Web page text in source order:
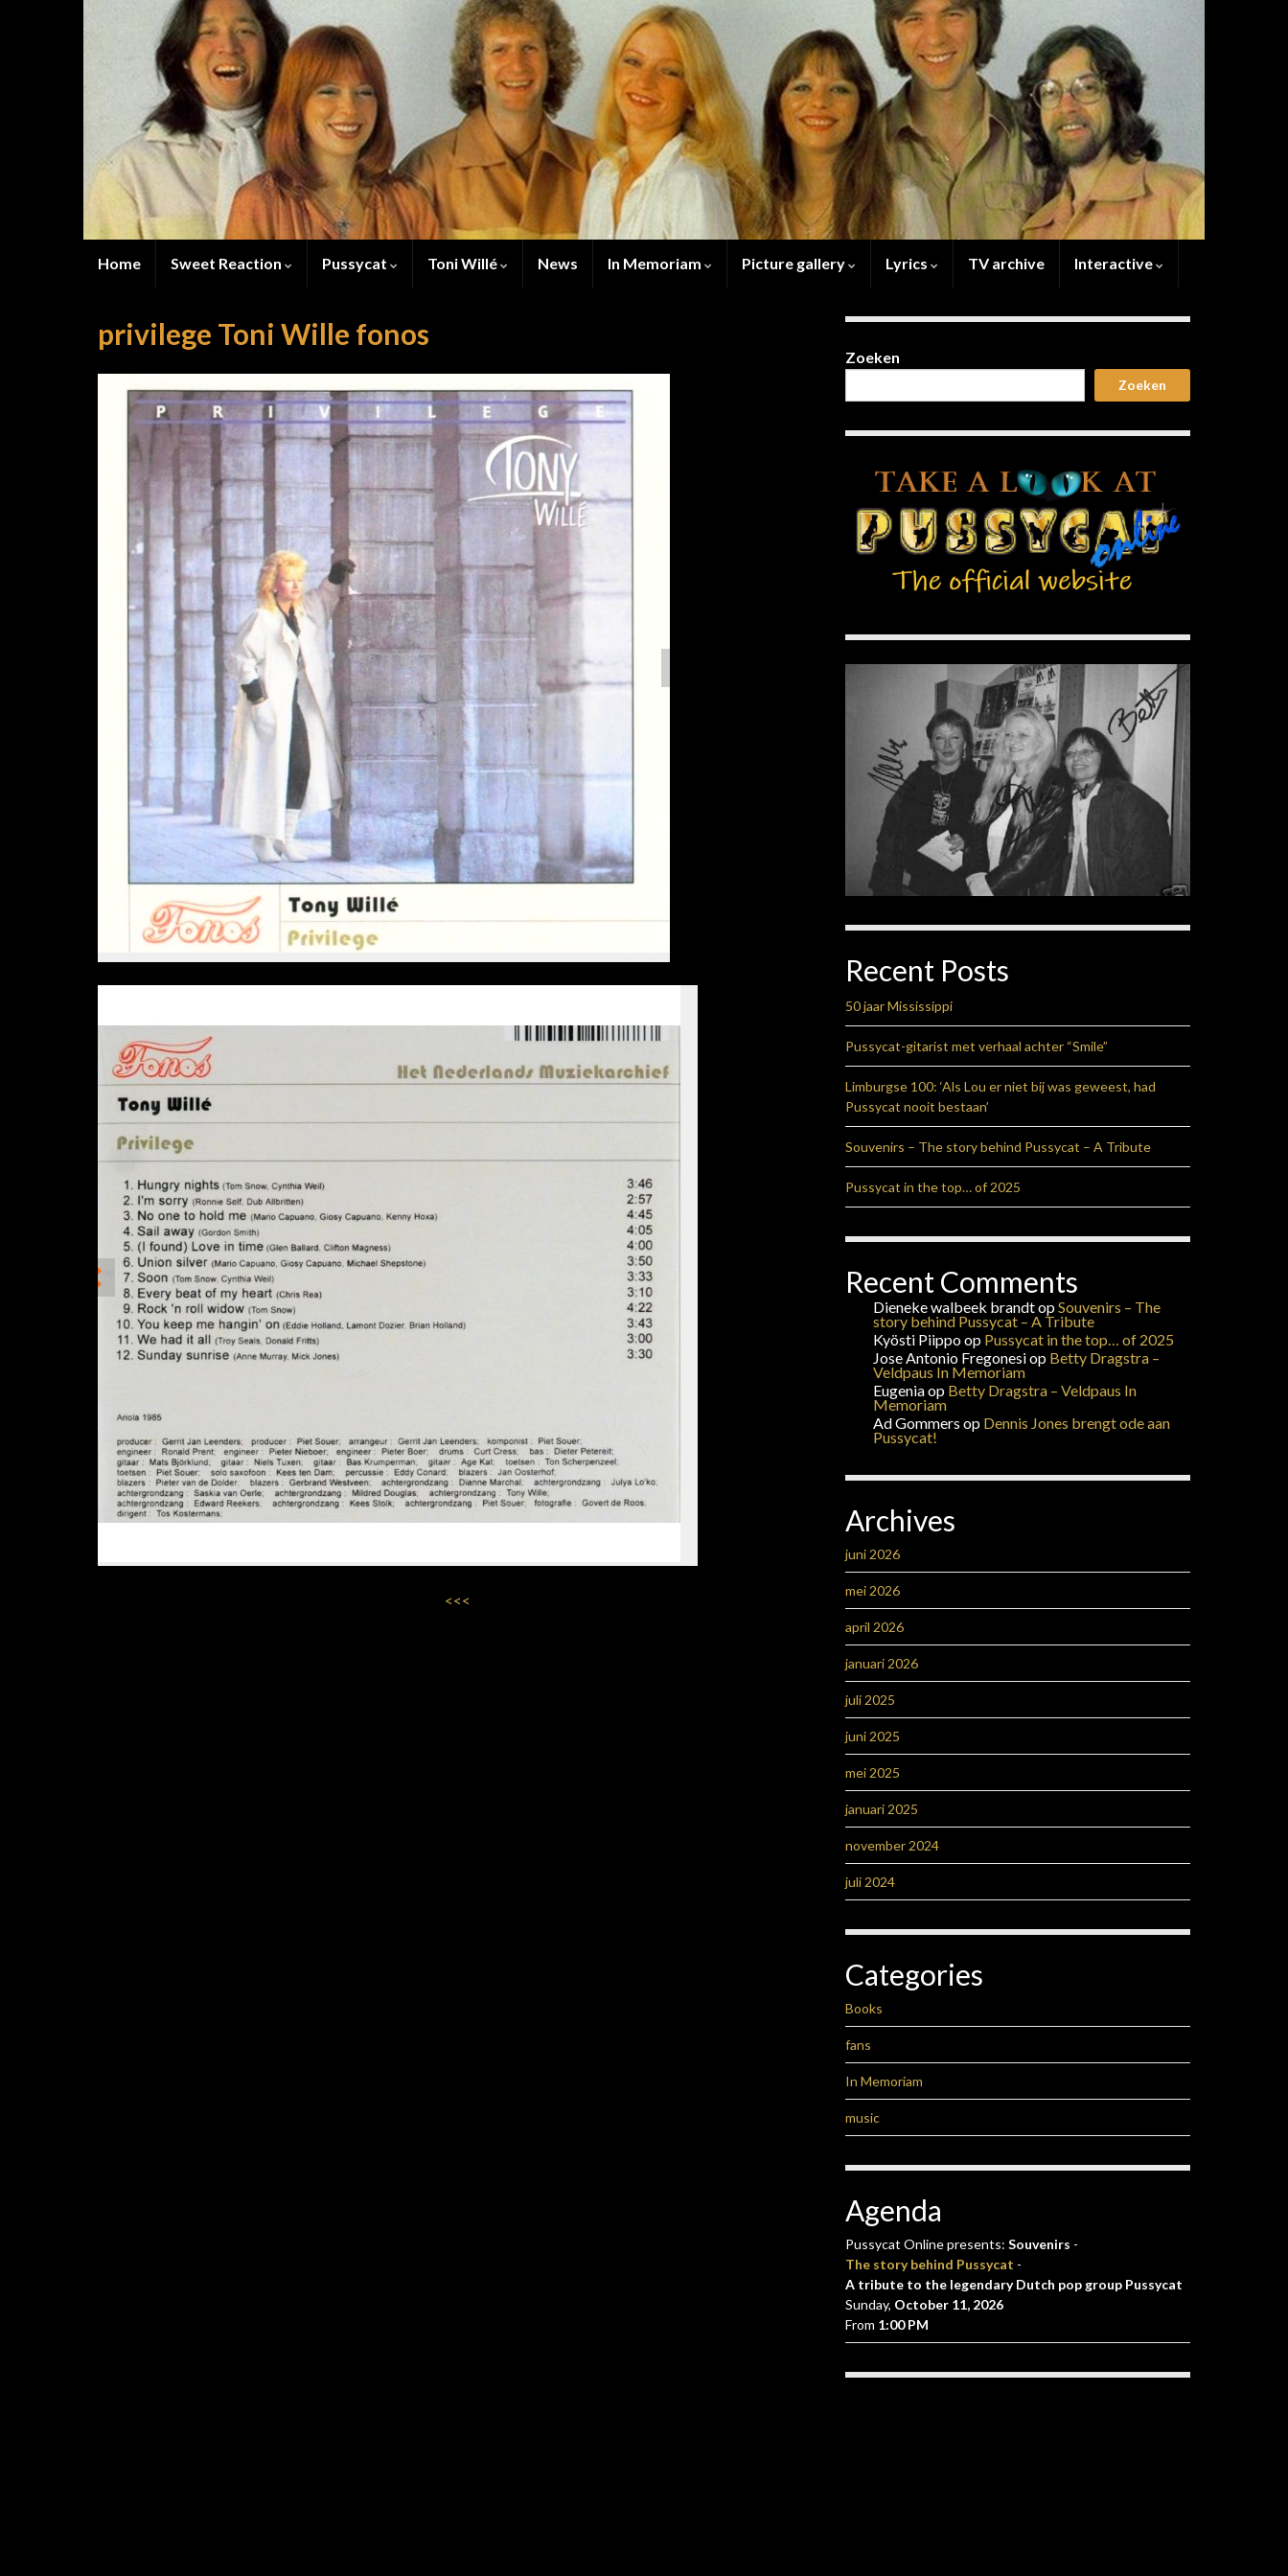
Home Sweet Reaction Pussycat Toni Willé News In Memoriam Picture gallery Lyrics TV archive Interactive
privilege Toni Wille fonos
<<<
Zoeken
Zoeken
Recent Posts
50 jaar Mississippi
Pussycat-gitarist met verhaal achter “Smile”
Limburgse 100: ‘Als Lou er niet bij was geweest, had
Pussycat nooit bestaan’
Souvenirs – The story behind Pussycat – A Tribute
Pussycat in the top… of 2025
Recent Comments
Dieneke walbeek brandtopSouvenirs – The
story behind Pussycat – A Tribute
Kyösti Piippoop Pussycat in the top… of 2025
Jose Antonio Fregonesiop Betty Dragstra –
Veldpaus In Memoriam
Eugeniaop Betty Dragstra – Veldpaus In
Memoriam
Ad Gommers op Dennis Jones brengt ode aan
Pussycat!
Archives
juni 2026
mei 2026
april 2026
januari 2026
juli 2025
juni 2025
mei 2025
januari 2025
november 2024
juli 2024
Categories
Books
fans
In Memoriam
music
Agenda
Pussycat Online presents: Souvenirs -
The story behind Pussycat -
A tribute to the legendary Dutch pop group Pussycat
Sunday, October 11, 2026
From 1:00 PM